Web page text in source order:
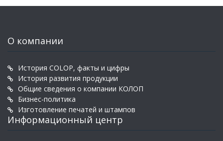
О компании
История COLOP, факты и цифры
История развития продукции
Общие сведения о компании КОЛОП
Бизнес-политика
Изготовление печатей и штампов
Информационный центр